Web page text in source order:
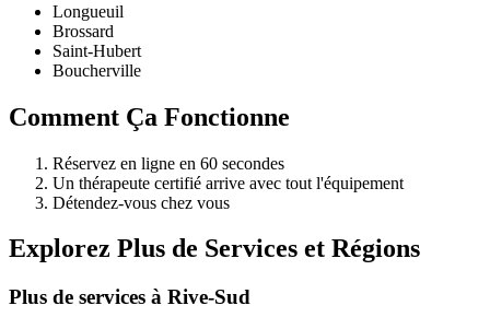
Longueuil
Brossard
Saint-Hubert
Boucherville
Comment Ça Fonctionne
Réservez en ligne en 60 secondes
Un thérapeute certifié arrive avec tout l'équipement
Détendez-vous chez vous
Explorez Plus de Services et Régions
Plus de services à Rive-Sud